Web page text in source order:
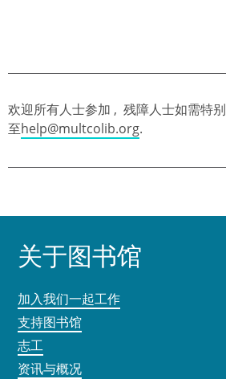
欢迎所有人士参加 , 残障人士如需特
至help@multcolib.org.
关于图书馆
加入我们一起工作
支持图书馆
志工
资讯与概况